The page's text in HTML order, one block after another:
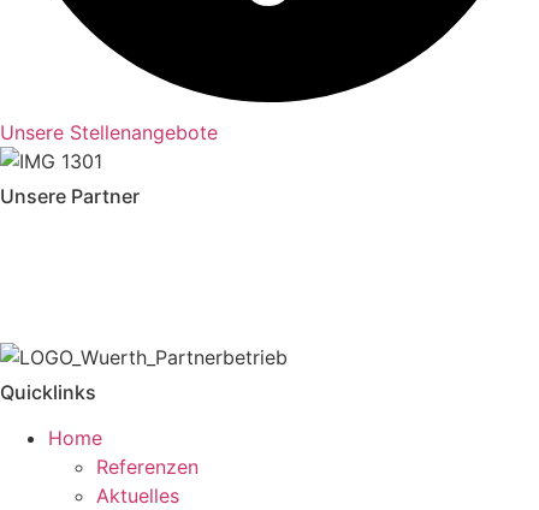
Unsere Stellenangebote
Unsere Partner
Quicklinks
Home
Referenzen
Aktuelles